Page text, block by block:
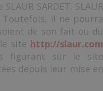
SARDET. SLAUR
Toutefois, il ne pourra
de son fait ou du
site http://slaur.com
figurant sur le site
depuis leur mise en